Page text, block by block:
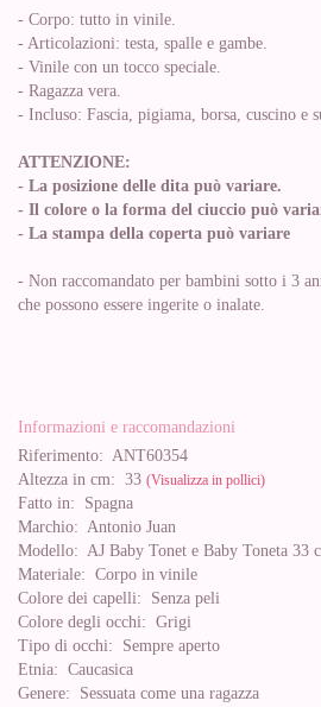
- Corpo: tutto in vinile.
- Articolazioni: testa, spalle e gambe.
- Vinile con un tocco speciale.
- Ragazza vera.
- Incluso: Fascia, pigiama, borsa, cuscino e
ATTENZIONE:
- La posizione delle dita può variare.
- Il colore o la forma del ciuccio può
- La stampa della coperta può variare
- Non raccomandato per bambini sotto i 3
che possono essere ingerite o inalate.
Informazioni e raccomandazioni
Riferimento: ANT60354
Altezza in cm: 33 (Visualizza in pollici)
Fatto in: Spagna
Marchio: Antonio Juan
Modello: AJ Baby Tonet e Baby Toneta 33
Materiale: Corpo in vinile
Colore dei capelli: Senza peli
Colore degli occhi: Grigi
Tipo di occhi: Sempre aperto
Etnia: Caucasica
Genere: Sessuata come una ragazza